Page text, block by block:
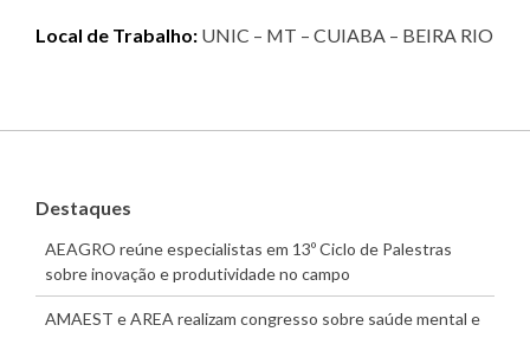
Local de Trabalho: UNIC – MT – CUIABA – BEIRA RIO
Destaques
AEAGRO reúne especialistas em 13º Ciclo de Palestras
sobre inovação e produtividade no campo
AMAEST e AREA realizam congresso sobre saúde mental e